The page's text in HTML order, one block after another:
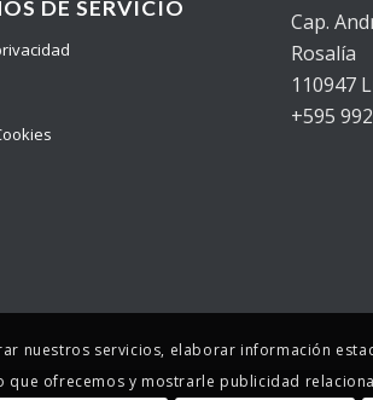
DE SERVICIO
Cap.
Rosalía
110947
+595
nuestros servicios, elaborar información
que ofrecemos y mostrarle publicidad